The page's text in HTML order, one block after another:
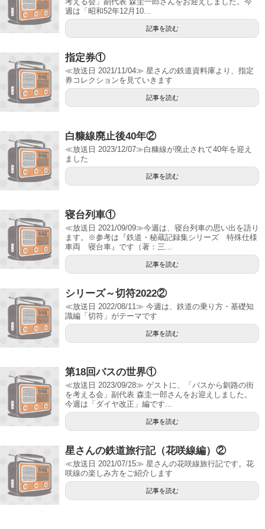
週は「昭和52年12月10...
記事を読む
指定券①
≪放送日 2021/11/04≫ 星さんの鉄道資料庫より、指定
券コレクションを見ていきます
記事を読む
白糠線廃止後40年②
≪放送日 2023/12/07≫白糠線が廃止されて40年を迎え
ました
記事を読む
寝台列車①
≪放送日 2021/09/09≫今週は、寝台列車の思い出を語り
ます。※参考は『鉄道・秘蔵記録集シリーズ 特殊仕様
車両 寝台車』です（著：三...
記事を読む
シリーズ～切符2022②
≪放送日 2022/08/11≫ 今週は、鉄道の乗り方・基礎知
識編「切符」がテーマです
記事を読む
第18回バスの世界①
≪放送日 2023/09/28≫ ゲストに、「バスから釧路の街
を考える会」副代表 森圭一郎さんをお迎えしました。
今週は「ダイヤ改正」編です...
記事を読む
星さんの鉄道旅行記（花咲線編）②
≪放送日 2021/07/15≫ 星さんの花咲線旅行記です。花
咲線の楽しみ方をご紹介します
記事を読む